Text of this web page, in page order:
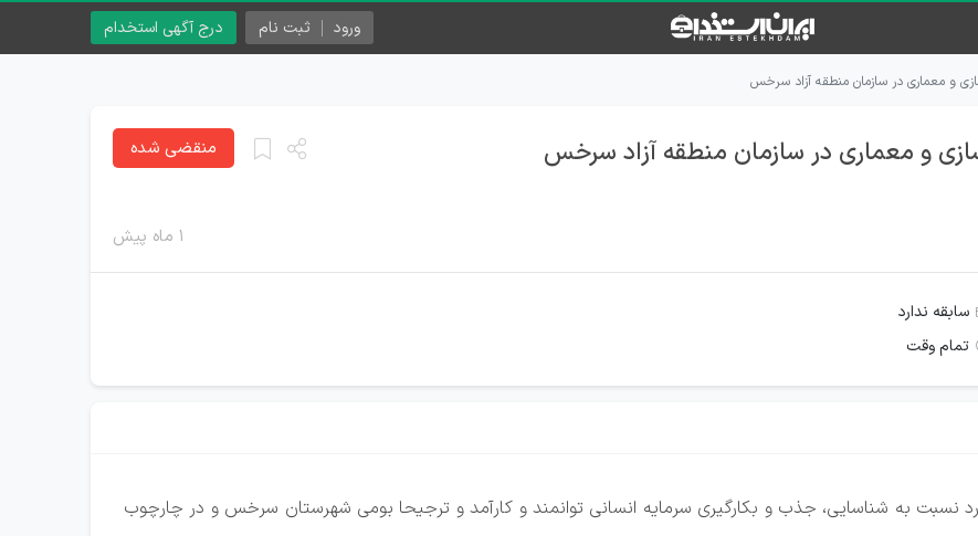
درج آگهی استخدام ورود ثبت نام
و معماری در سازمان منطقه آزاد سرخس
و معماری در سازمان منطقه آزاد سرخس
۱ ماه پیش
منقضی شده
سابقه ندارد
تمام وقت
نسبت به شناسایی، جذب و بکارگیری سرمایه انسانی توانمند و کارآمد و ترجیحا بومی شهرستان سرخس و در چارچوب